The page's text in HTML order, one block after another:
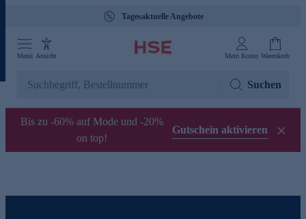
Tagesaktuelle Angebote
Menü Ansicht Mein Konto Warenkorb
Suchen
Bis zu -60% auf Mode und -20%
on top!
Gutschein aktivieren